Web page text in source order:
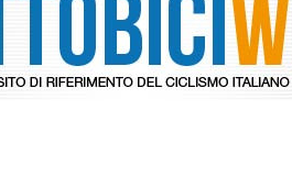
TOUR DE FRANCE. A